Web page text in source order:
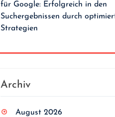
für Google: Erfolgreich in den
Suchergebnissen durch
Strategien
Archiv
August 2026